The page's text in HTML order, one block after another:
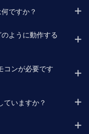
ですか？
ように動作する
コンが必要です
ていますか？